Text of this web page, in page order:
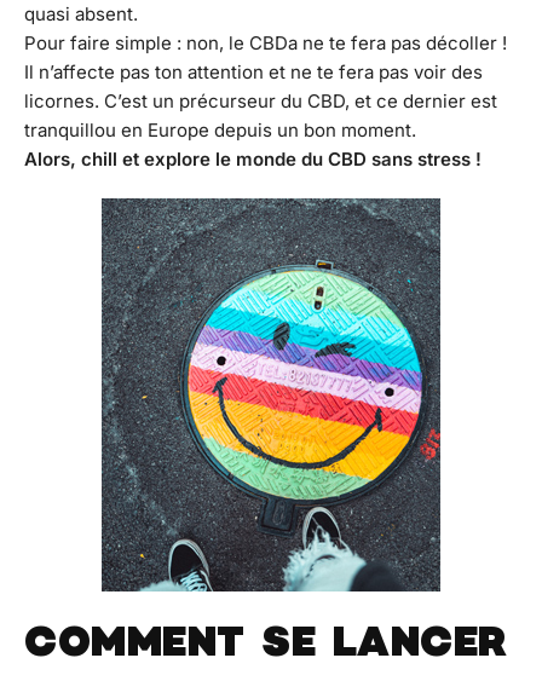
quasi absent.
Pour faire simple : non, le CBDa ne te fera pas décoller !
Il n’affecte pas ton attention et ne te fera pas voir des
licornes. C’est un précurseur du CBD, et ce dernier est
tranquillou en Europe depuis un bon moment.
Alors, chill et explore le monde du CBD sans stress !
COMMENT SE LANCER